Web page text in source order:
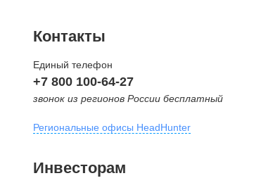
Контакты
Единый телефон
+7 800 100-64-27
звонок из регионов России бесплатный
Региональные офисы HeadHunter
внутригородская территория
Инвесторам